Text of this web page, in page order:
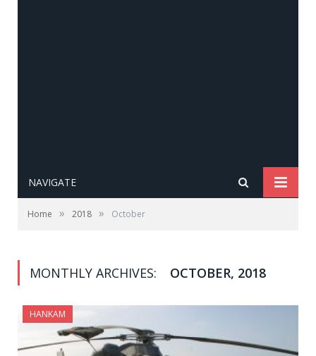
NAVIGATE
Home » 2018 » October
MONTHLY ARCHIVES: OCTOBER, 2018
HANKAM